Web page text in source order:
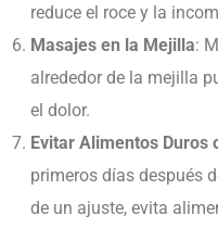
reduce el roce y la
Masajes en la Mejilla:
alrededor de la mejilla
el dolor.
Evitar Alimentos Duros
primeros días después
de un ajuste, evita